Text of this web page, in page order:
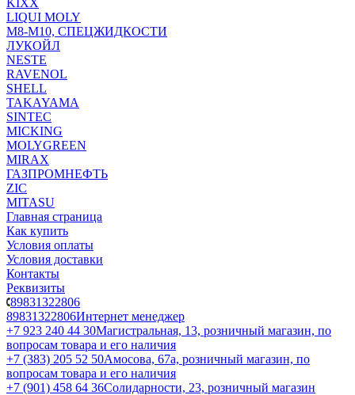
KIXX
LIQUI MOLY
М8-М10, СПЕЦЖИДКОСТИ
ЛУКОЙЛ
NESTE
RAVENOL
SHELL
TAKAYAMA
SINTEC
MICKING
MOLYGREEN
MIRAX
ГАЗПРОМНЕФТЬ
ZIC
MITASU
Главная страница
Как купить
Условия оплаты
Условия доставки
Контакты
Реквизиты
89831322806
89831322806Интернет менеджер
+7 923 240 44 30​Магистральная, 13, розничный магазин, по
вопросам товара и его наличия
+7 (383) 205 52 50Амосова, 67а, розничный магазин, по
вопросам товара и его наличия
+7 (901) 458 64 36Солидарности, 23, розничный магазин